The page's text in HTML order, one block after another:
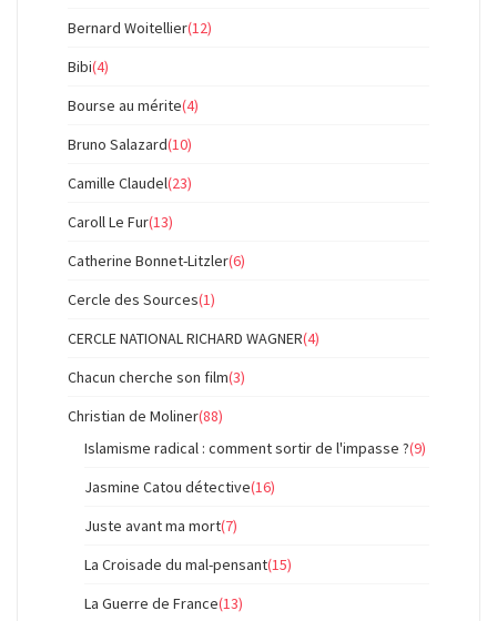
Bernard Woitellier(12)
Bibi(4)
Bourse au mérite(4)
Bruno Salazard(10)
Camille Claudel(23)
Caroll Le Fur(13)
Catherine Bonnet-Litzler(6)
Cercle des Sources(1)
CERCLE NATIONAL RICHARD WAGNER(4)
Chacun cherche son film(3)
Christian de Moliner(88)
Islamisme radical : comment sortir de l'impasse ?(9)
Jasmine Catou détective(16)
Juste avant ma mort(7)
La Croisade du mal-pensant(15)
La Guerre de France(13)